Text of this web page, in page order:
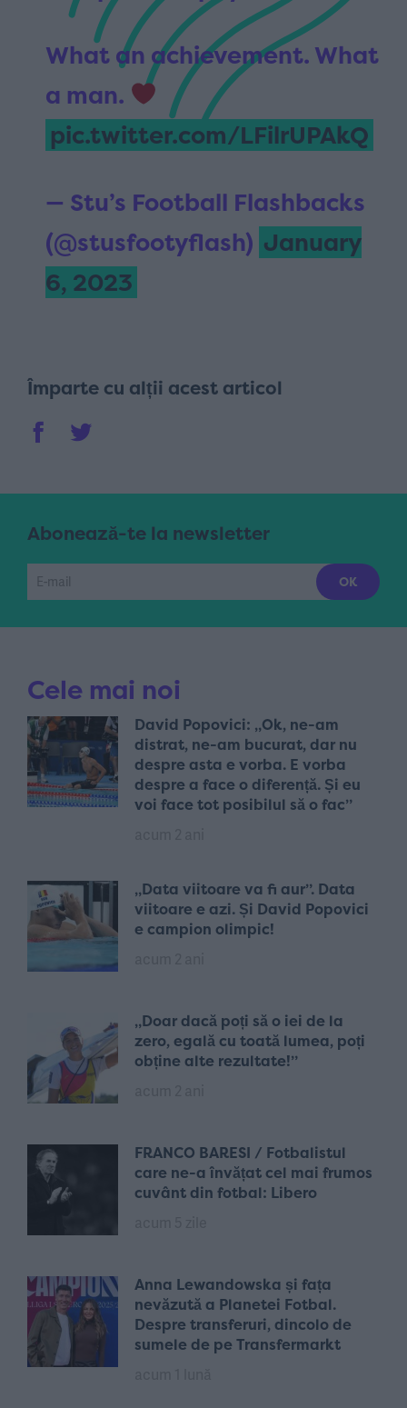
What an achievement. What
a man.
pic.twitter.com/LFilrUPAkQ
— Stu’s Football Flashbacks
(@stusfootyflash) January
6, 2023
Împarte cu alții acest articol
Abonează-te la newsletter
Cele mai noi
David Popovici: „Ok, ne-am
distrat, ne-am bucurat, dar nu
despre asta e vorba. E vorba
despre a face o diferență. Și eu
voi face tot posibilul să o fac”
„Data viitoare va fi aur”. Data
viitoare e azi. Și David Popovici
e campion olimpic!
„Doar dacă poți să o iei de la
zero, egală cu toată lumea, poți
obține alte rezultate!”
FRANCO BARESI / Fotbalistul
care ne-a învățat cel mai frumos
cuvânt din fotbal: Libero
Anna Lewandowska și fața
nevăzută a Planetei Fotbal.
Despre transferuri, dincolo de
sumele de pe Transfermarkt